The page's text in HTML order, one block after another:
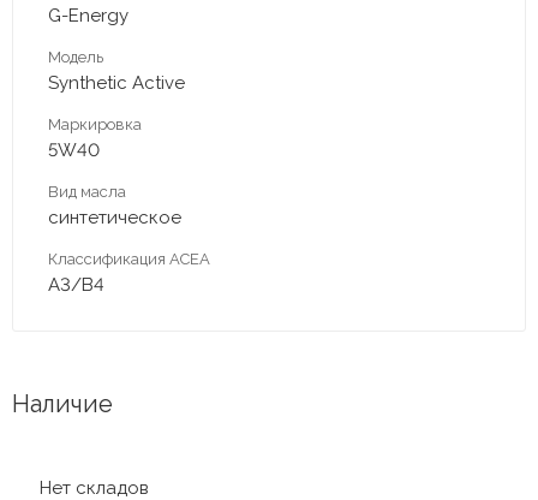
G-Energy
Модель
Synthetic Active
Маркировка
5W40
Вид масла
синтетическое
Классификация ACEA
A3/B4
Наличие
Нет складов